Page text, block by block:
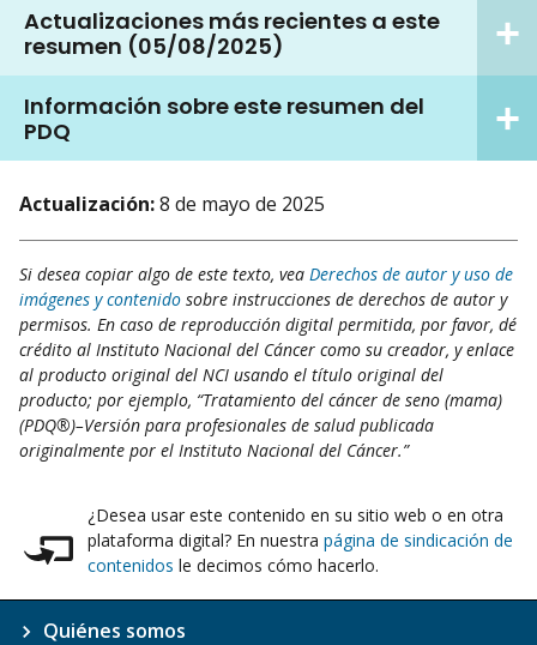
Actualizaciones más recientes a este
resumen (05/08/2025)
Información sobre este resumen del
PDQ
Actualización:8 de mayo de 2025
Si desea copiar algo de este texto, vea Derechos de autor y uso de
imágenes y contenido sobre instrucciones de derechos de autor y
permisos. En caso de reproducción digital permitida, por favor, dé
crédito al Instituto Nacional del Cáncer como su creador, y enlace
al producto original del NCI usando el título original del
producto; por ejemplo, “Tratamiento del cáncer de seno (mama)
(PDQ®)–Versión para profesionales de salud publicada
originalmente por el Instituto Nacional del Cáncer.”
¿Desea usar este contenido en su sitio web o en otra
plataforma digital? En nuestra página de sindicación de
contenidos le decimos cómo hacerlo.
Quiénes somos